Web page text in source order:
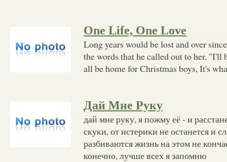
One Life, One Love
Long years would be lost and over
the words that he called out to her, "I'll
all be home for Christmas boys, It's
Дай Мне Руку
дай мне руку, я пожму её - и
скуки, от истерики не останется и
разбиваются жизнь на этом не
конечно, лучше всех я запомню